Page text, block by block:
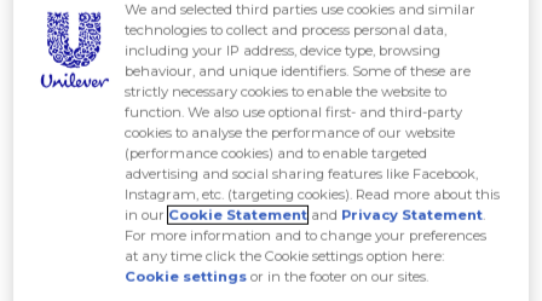
lên từ rất lâu nhưng vì sao kiểutóc dài uốn
đuôinày mãi chưa lỗi thời nhỉ? Cùng All Things
Beauty tìm hiểu xem nhé!
Những lí do khiến bạn nên thử kiểu
tóc dài uốn đuôi
We and selected third parties use cookies and similar
technologies to collect and process personal data,
including your IP address, device type, browsing
behaviour, and unique identifiers. Some of these are
strictly necessary cookies to enable the website to
function. We also use optional first- and third-party
cookies to analyse the performance of our website
(performance cookies) and to enable targeted
advertising and social sharing features like Facebook,
Instagram, etc. (targeting cookies). Read more about this
in our Cookie Statement and Privacy Statement.
For more information and to change your preferences
at any time click the Cookie settings option here:
Cookie settings or in the footer on our sites.